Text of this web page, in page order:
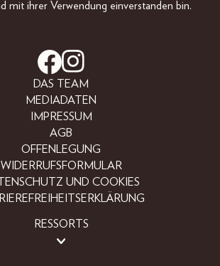
mit ihrer Verwendung einverstanden bin.
DAS TEAM
MEDIADATEN
IMPRESSUM
AGB
OFFENLEGUNG
WIDERRUFSFORMULAR
UND COOKIES
RESSORTS